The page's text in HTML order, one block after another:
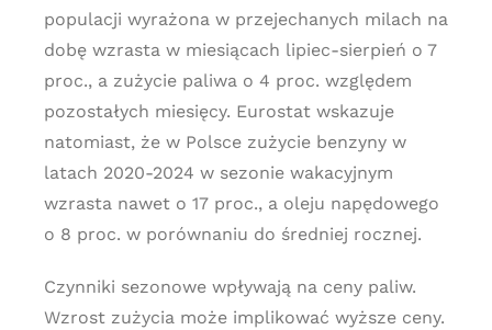
populacji wyrażona w przejechanych milach na
dobę wzrasta w miesiącach lipiec-sierpień o 7
proc., a zużycie paliwa o 4 proc. względem
pozostałych miesięcy. Eurostat wskazuje
natomiast, że w Polsce zużycie benzyny w
latach 2020-2024 w sezonie wakacyjnym
wzrasta nawet o 17 proc., a oleju napędowego
o 8 proc. w porównaniu do średniej rocznej.
Czynniki sezonowe wpływają na ceny paliw.
Wzrost zużycia może implikować wyższe ceny.